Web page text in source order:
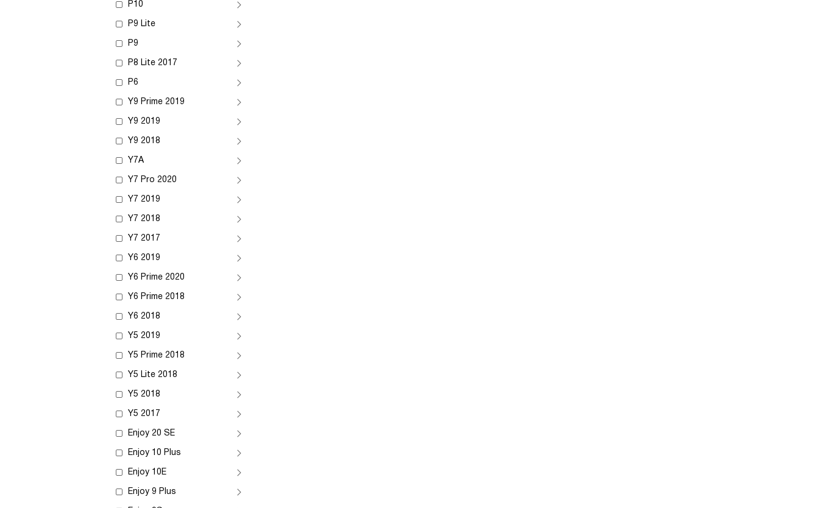
P10
P9 Lite
P9
P8 Lite 2017
P6
Y9 Prime 2019
Y9 2019
Y9 2018
Y7A
Y7 Pro 2020
Y7 2019
Y7 2018
Y7 2017
Y6 2019
Y6 Prime 2020
Y6 Prime 2018
Y6 2018
Y5 2019
Y5 Prime 2018
Y5 Lite 2018
Y5 2018
Y5 2017
Enjoy 20 SE
Enjoy 10 Plus
Enjoy 10E
Enjoy 9 Plus